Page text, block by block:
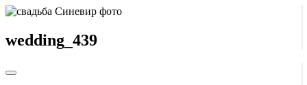
wedding_439